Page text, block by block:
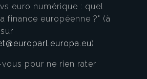
euro numérique : quel
finance européenne ?" (à
)
pour ne rien rater